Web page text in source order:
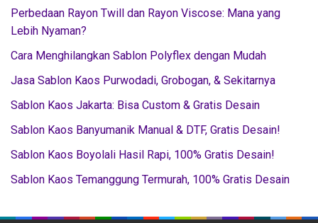
Perbedaan Rayon Twill dan Rayon Viscose: Mana yang
Lebih Nyaman?
Cara Menghilangkan Sablon Polyflex dengan Mudah
Jasa Sablon Kaos Purwodadi, Grobogan, & Sekitarnya
Sablon Kaos Jakarta: Bisa Custom & Gratis Desain
Sablon Kaos Banyumanik Manual & DTF, Gratis Desain!
Sablon Kaos Boyolali Hasil Rapi, 100% Gratis Desain!
Sablon Kaos Temanggung Termurah, 100% Gratis Desain